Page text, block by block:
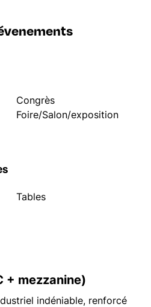
Congrès
Foire/Salon/exposition
Tables
+ mezzanine)
indéniable, renforcé